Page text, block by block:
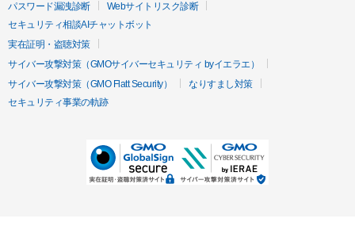
パスワード漏洩診断
Webサイトリスク診断
セキュリティ相談AIチャットボット
実在証明・盗聴対策
サイバー攻撃対策（GMOサイバーセキュリティ byイエラエ）
サイバー攻撃対策（GMO Flatt Security）
なりすまし対策
セキュリティ事業の軌跡